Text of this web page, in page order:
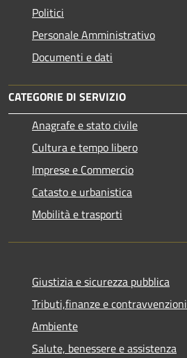
Politici
Personale Amministrativo
Documenti e dati
CATEGORIE DI SERVIZIO
Anagrafe e stato civile
Cultura e tempo libero
Imprese e Commercio
Catasto e urbanistica
Mobilità e trasporti
Giustizia e sicurezza pubblica
Tributi,finanze e contravvenzioni
Ambiente
Salute, benessere e assistenza